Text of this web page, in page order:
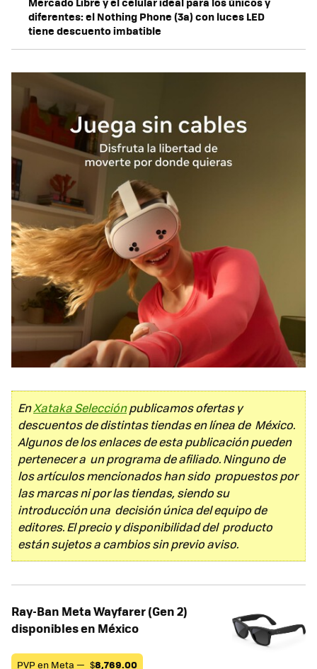
diferentes: el Nothing Phone (3a) con luces LED
tiene descuento imbatible
EnXataka Selecciónpublicamos ofertas y
descuentos de distintas tiendas en línea de México.
Algunos de los enlaces de esta publicación pueden
pertenecer a un programa de afiliado. Ninguno de
los artículos mencionados han sido propuestos por
las marcas ni por las tiendas, siendo su
introducción una decisión única del equipo de
editores. El precio y disponibilidad del producto
están sujetos a cambios sin previo aviso.
Ray-Ban Meta Wayfarer (Gen 2)
disponibles en México
PVP en Meta — $8,769.00